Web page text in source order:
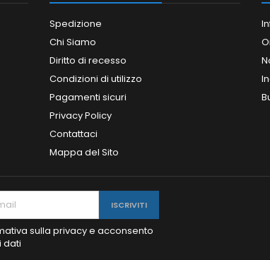
Spedizione
Chi Siamo
Diritto di recesso
Condizioni di utilizzo
Pagamenti sicuri
Privacy Policy
Contattaci
Mappa del Sito
sulla privacy e acconsento
dati